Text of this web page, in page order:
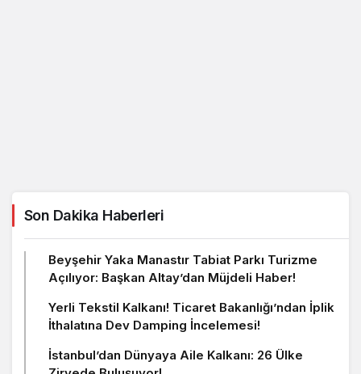
Son Dakika Haberleri
Beyşehir Yaka Manastır Tabiat Parkı Turizme
Açılıyor: Başkan Altay’dan Müjdeli Haber!
Yerli Tekstil Kalkanı! Ticaret Bakanlığı’ndan İplik
İthalatına Dev Damping İncelemesi!
İstanbul’dan Dünyaya Aile Kalkanı: 26 Ülke